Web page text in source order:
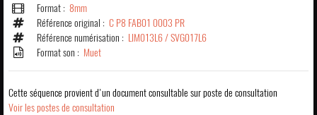
Format : 8mm
Référence original : C P8 FAB01 0003 PR
Référence numérisation : LIM013L6 / SVG017L6
Format son : Muet
Cette séquence provient d'un document consultable sur poste de consultation
Voir les postes de consultation